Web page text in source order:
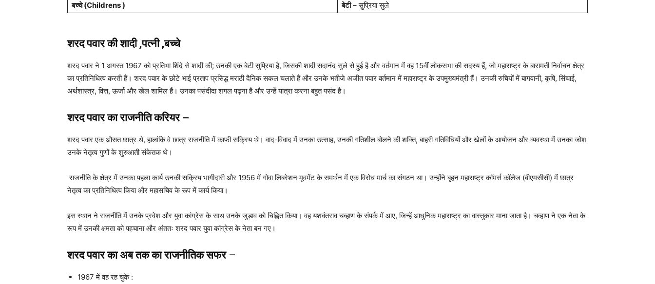
बच्चे (Childrens )
बेटी– सुप्रिया सुले
शरद पवार की शादी ,पत्नी ,बच्चे
शरद पवार ने 1 अगस्त 1967 को प्रतिभा शिंदे से शादी की; उनकी एक बेटी सुप्रिया है, जिसकी शादी सदानंद सुले से हुई है और वर्तमान में वह 15वीं लोकसभा की सदस्य हैं, जो महाराष्ट्र के बारामती निर्वाचन क्षेत्र
का प्रतिनिधित्व करती हैं। शरद पवार के छोटे भाई प्रताप प्रसिद्ध मराठी दैनिक सकल चलाते हैं और उनके भतीजे अजीत पवार वर्तमान में महाराष्ट्र के उपमुख्यमंत्री हैं। उनकी रुचियों में बागवानी, कृषि, सिंचाई,
अर्थशास्त्र, वित्त, ऊर्जा और खेल शामिल हैं। उनका पसंदीदा शगल पढ़ना है और उन्हें यात्रा करना बहुत पसंद है।
शरद पवार का राजनीति करियर –
शरद पवार एक औसत छात्र थे, हालांकि वे छात्र राजनीति में काफी सक्रिय थे। वाद-विवाद में उनका उत्साह, उनकी गतिशील बोलने की शक्ति, बाहरी गतिविधियों और खेलों के आयोजन और व्यवस्था में उनका जोश
उनके नेतृत्व गुणों के शुरुआती संकेतक थे।
राजनीति के क्षेत्र में उनका पहला कार्य उनकी सक्रिय भागीदारी और 1956 में गोवा लिबरेशन मूवमेंट के समर्थन में एक विरोध मार्च का संगठन था। उन्होंने बृहन महाराष्ट्र कॉमर्स कॉलेज (बीएमसीसी) में छात्र
नेतृत्व का प्रतिनिधित्व किया और महासचिव के रूप में कार्य किया।
इस स्थान ने राजनीति में उनके प्रवेश और युवा कांग्रेस के साथ उनके जुड़ाव को चिह्नित किया। वह यशवंतराव चव्हाण के संपर्क में आए, जिन्हें आधुनिक महाराष्ट्र का वास्तुकार माना जाता है। चव्हाण ने एक नेता के
रूप में उनकी क्षमता को पहचाना और अंततः शरद पवार युवा कांग्रेस के नेता बन गए।
शरद पवार का अब तक का राजनीतिक सफर–
1967 में वह रह चुके :